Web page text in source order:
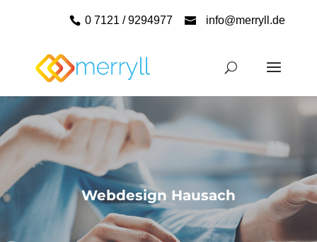
0 7121 / 9294977 info@merryll.de
Webdesign Hausach